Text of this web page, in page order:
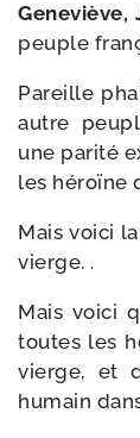
Geneviève,
peuple
Pareille
autre
une pari­té
les héroïne
Mais voi­ci
vierge. .
Mais voi­ci
toutes les
vierge, et
humain